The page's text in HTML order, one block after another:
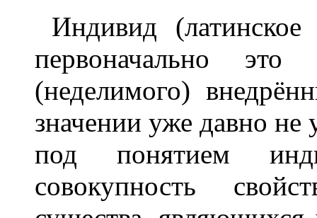
Индивид
первоначально это
(неделимого)
значении уже давно
под понятием
совокупность